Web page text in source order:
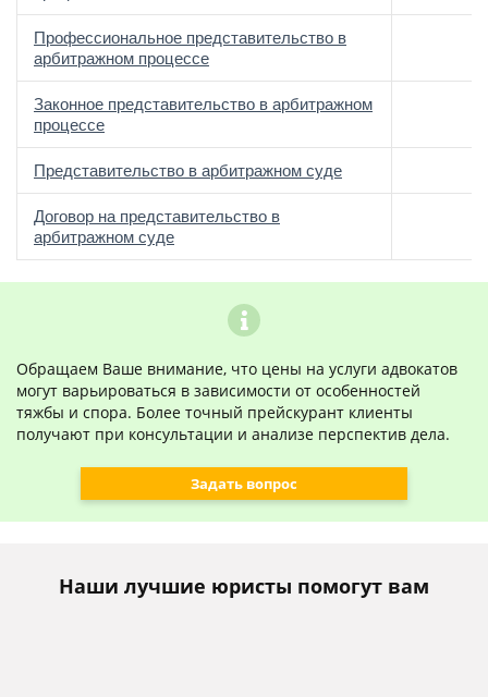
Профессиональное представительство в
арбитражном процессе
Законное представительство в арбитражном
процессе
Представительство в арбитражном суде
Договор на представительство в
арбитражном суде
Обращаем Ваше внимание, что цены на услуги адвокатов
могут варьироваться в зависимости от особенностей
тяжбы и спора. Более точный прейскурант клиенты
получают при консультации и анализе перспектив дела.
Задать вопрос
Наши лучшие юристы помогут вам